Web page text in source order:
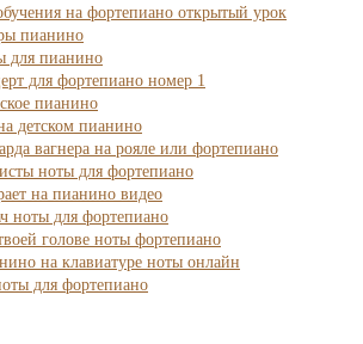
на фортепиано открытый урок
пианино
для пианино
для фортепиано номер 1
пианино
детском пианино
вагнера на рояле или фортепиано
ноты для фортепиано
на пианино видео
ноты для фортепиано
голове ноты фортепиано
на клавиатуре ноты онлайн
для фортепиано